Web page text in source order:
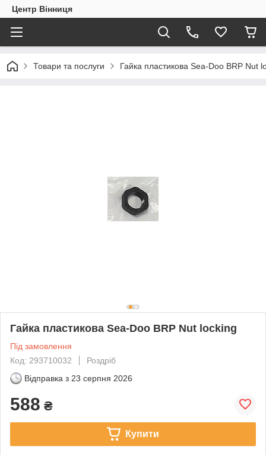
Центр Вінниця
Товари та послуги Гайка пластикова Sea-Doo BRP Nut
Гайка пластикова Sea-Doo BRP Nut locking
Під замовлення
Код: 293710032
Роздріб
Відправка з 23 серпня 2026
588 ₴
Купити